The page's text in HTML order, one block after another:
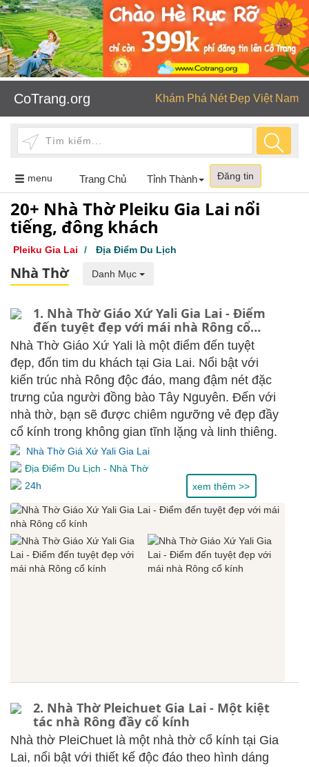
CoTrang.org Khám Phá Nét Đẹp Việt Nam
menu Toggle
navigation
Trang Chủ Tỉnh Thành Đăng tin
20+ Nhà Thờ Pleiku Gia Lai nổi
tiếng, đông khách
Pleiku Gia Lai / Địa Điểm Du Lịch
Nhà Thờ Danh Mục
1. Nhà Thờ Giáo Xứ Yali Gia Lai - Điểm
đến tuyệt đẹp với mái nhà Rông cổ
kính
Nhà Thờ Giáo Xứ Yali là một điểm đến tuyệt
đẹp, đốn tim du khách tại Gia Lai. Nổi bật với
kiến trúc nhà Rông độc đáo, mang đậm nét đặc
trưng của người đồng bào Tây Nguyên. Đến với
nhà thờ, bạn sẽ được chiêm ngưỡng vẻ đẹp đầy
cổ kính trong không gian tĩnh lặng và linh thiêng.
Nhà Thờ Giá Xứ Yali Gia Lai
Địa Điểm Du Lịch - Nhà Thờ
24h
xem thêm >>
2. Nhà Thờ Pleichuet Gia Lai - Một kiệt
tác nhà Rông đầy cổ kính
Nhà thờ PleiChuet là một nhà thờ cổ kính tại Gia
Lai, nổi bật với thiết kế độc đáo theo hình dáng